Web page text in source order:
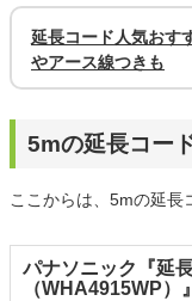
延長コード人気おす
やアース線つきも
5mの延長コー
ここからは、5mの延長
パナソニック『延
（WHA4915WP）』